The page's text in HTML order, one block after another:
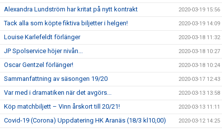
Alexandra Lundström har kritat på nytt kontrakt 2020-03-19 15:56
Tack alla som köpte fiktiva biljetter i helgen! 2020-03-19 14:09
Louise Karlefeldt förlänger 2020-03-18 11:32
JP Spolservice höjer nivån... 2020-03-18 10:27
Oscar Gentzel förlänger! 2020-03-18 10:24
Sammanfattning av säsongen 19/20 2020-03-17 12:43
Var med i dramatiken när det avgörs... 2020-03-13 13:58
Köp matchbiljett – Vinn årskort till 20/21! 2020-03-13 11:11
Covid-19 (Corona) Uppdatering HK Aranäs (18/3 kl10,00) 2020-03-12 14:25